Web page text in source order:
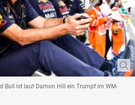
Bull ist laut Damon Hill ein Trumpf im WM-